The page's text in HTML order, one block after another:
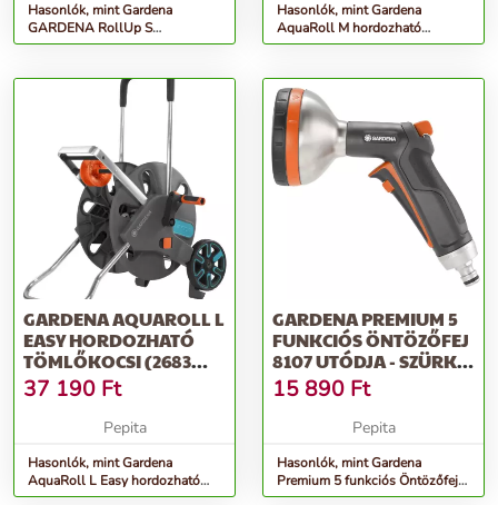
Hasonlók, mint Gardena
GARDENA RollUp S
tömlődoboz teraszra
Hasonlók, mint Gardena
AquaRoll M hordozható
Tömlőkocsi - kék-szürke
GARDENA AQUAROLL L
EASY HORDOZHATÓ
TÖMLŐKOCSI (2683
UTÓDJA) - SZÜRKE
37 190 Ft
Pepita
Hasonlók, mint Gardena
AquaRoll L Easy hordozható
Tömlőkocsi (2683 utódja) -
GARDENA PREMIUM 5
FUNKCIÓS ÖNTÖZŐFEJ
8107 UTÓDJA - SZÜRKE-
NARANCS
15 890 Ft
Pepita
Hasonlók, mint Gardena
Premium 5 funkciós Öntözőfej
8107 utódja - szürke-narancs